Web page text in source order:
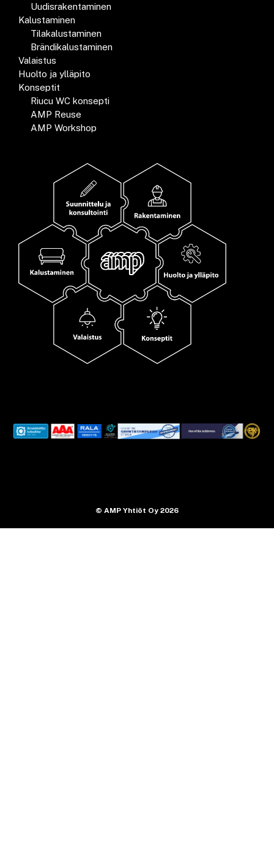
Uudisrakentaminen
Kalustaminen
Tilakalustaminen
Brändikalustaminen
Valaistus
Huolto ja ylläpito
Konseptit
Riucu WC konsepti
AMP Reuse
AMP Workshop
© AMP Yhtiöt Oy 2026